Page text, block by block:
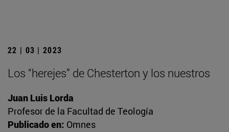
22 | 03 | 2023
Los “herejes” de Chesterton y los nuestros
Juan Luis Lorda
Profesor de la Facultad de Teología
Publicado en: Omnes